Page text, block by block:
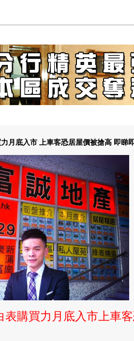
月底入市 上車客恐居屋價被搶高 即睇
表購買力月底入市上車